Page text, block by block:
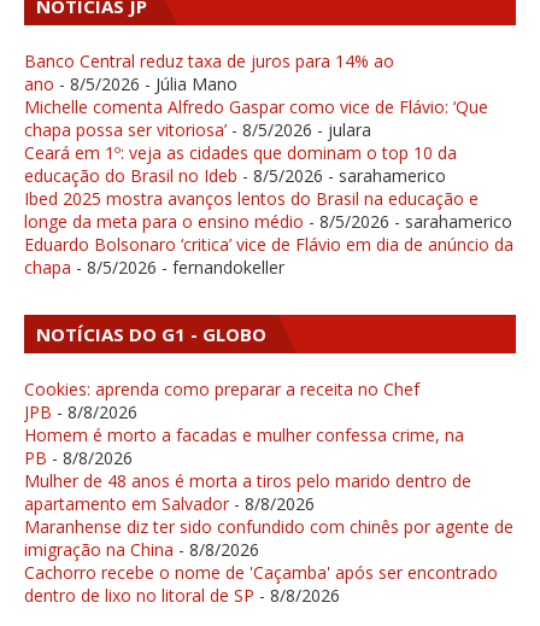
NOTÍCIAS JP
Banco Central reduz taxa de juros para 14% ao
ano - 8/5/2026 - Júlia Mano
Michelle comenta Alfredo Gaspar como vice de Flávio: ‘Que
chapa possa ser vitoriosa’ - 8/5/2026 - julara
Ceará em 1º: veja as cidades que dominam o top 10 da
educação do Brasil no Ideb - 8/5/2026 - sarahamerico
Ibed 2025 mostra avanços lentos do Brasil na educação e
longe da meta para o ensino médio - 8/5/2026 - sarahamerico
Eduardo Bolsonaro ‘critica’ vice de Flávio em dia de anúncio da
chapa - 8/5/2026 - fernandokeller
NOTÍCIAS DO G1 - GLOBO
Cookies: aprenda como preparar a receita no Chef
JPB - 8/8/2026
Homem é morto a facadas e mulher confessa crime, na
PB - 8/8/2026
Mulher de 48 anos é morta a tiros pelo marido dentro de
apartamento em Salvador - 8/8/2026
Maranhense diz ter sido confundido com chinês por agente de
imigração na China - 8/8/2026
Cachorro recebe o nome de 'Caçamba' após ser encontrado
dentro de lixo no litoral de SP - 8/8/2026